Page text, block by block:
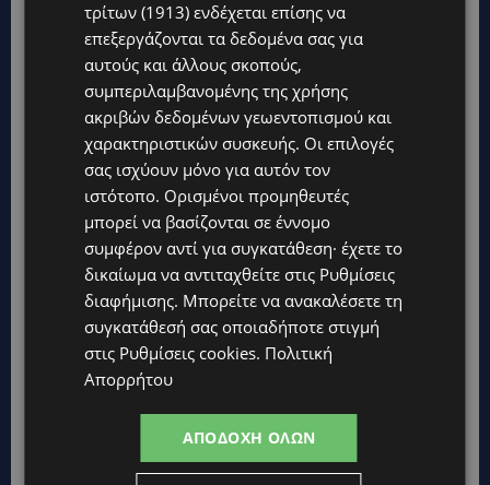
τρίτων (1913) ενδέχεται επίσης να
επεξεργάζονται τα δεδομένα σας για
αυτούς και άλλους σκοπούς,
συμπεριλαμβανομένης της χρήσης
ακριβών δεδομένων γεωεντοπισμού και
χαρακτηριστικών συσκευής. Οι επιλογές
σας ισχύουν μόνο για αυτόν τον
ιστότοπο. Ορισμένοι προμηθευτές
μπορεί να βασίζονται σε έννομο
συμφέρον αντί για συγκατάθεση· έχετε το
δικαίωμα να αντιταχθείτε στις Ρυθμίσεις
διαφήμισης. Μπορείτε να ανακαλέσετε τη
συγκατάθεσή σας οποιαδήποτε στιγμή
στις Ρυθμίσεις cookies. Πολιτική
Απορρήτου
ΑΠΟΔΟΧΉ ΌΛΩΝ